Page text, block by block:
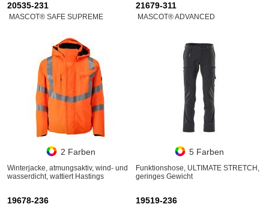
20535-231
MASCOT® SAFE SUPREME
2 Farben
Winterjacke, atmungsaktiv, wind- und
wasserdicht, wattiert Hastings
21679-311
MASCOT® ADVANCED
5 Farben
Funktionshose, ULTIMATE STRETCH,
geringes Gewicht
19678-236 19519-236